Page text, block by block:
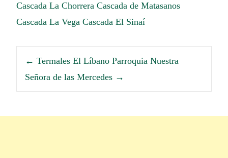
Cascada La Chorrera Cascada de Matasanos
Cascada La Vega Cascada El Sinaí
← Termales El Líbano Parroquia Nuestra
Señora de las Mercedes →